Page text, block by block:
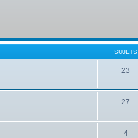
SUJETS
23
27
4